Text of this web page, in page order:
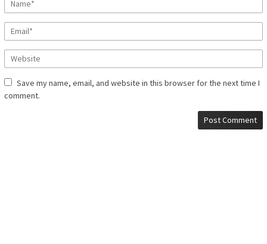
Save my name, email, and website in this browser for the next time I
comment.